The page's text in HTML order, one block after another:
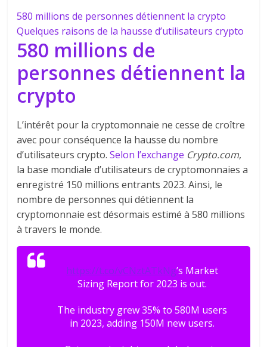
580 millions de personnes détiennent la crypto
Quelques raisons de la hausse d’utilisateurs crypto
580 millions de
personnes détiennent la
crypto
L’intérêt pour la cryptomonnaie ne cesse de croître
avec pour conséquence la hausse du nombre
d’utilisateurs crypto.Selon l’exchange Crypto.com,
la base mondiale d’utilisateurs de cryptomonnaies a
enregistré 150 millions entrants 2023. Ainsi, le
nombre de personnes qui détiennent la
cryptomonnaie est désormais estimé à 580 millions
à travers le monde.
https://t.co/vCNztATkNg’s Market
Sizing Report for 2023 is out.
The industry grew 35% to 580M users
in 2023, adding 150M new users.